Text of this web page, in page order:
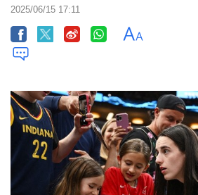
2025/06/15 17:11